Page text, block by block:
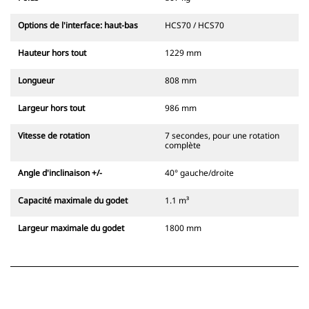
Options de l'interface: haut-bas HCS70 / HCS70
Hauteur hors tout 1229 mm
Longueur 808 mm
Largeur hors tout 986 mm
Vitesse de rotation
7 secondes, pour une rotation
complète
Angle d'inclinaison +/- 40° gauche/droite
Capacité maximale du godet 1.1 m³
Largeur maximale du godet 1800 mm